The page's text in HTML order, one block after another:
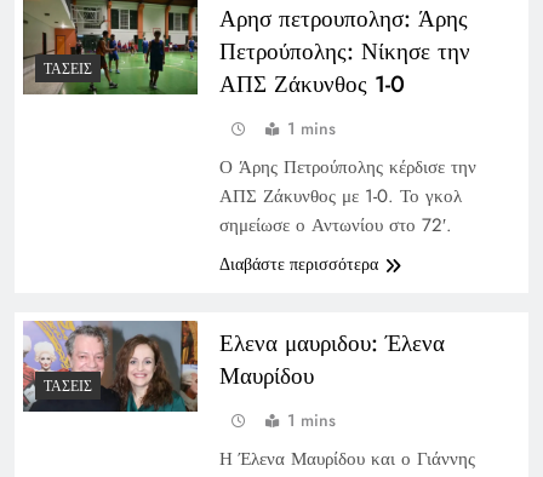
ΤΆΣΕΙΣ
Αρησ πετρουπολησ: Άρης
Πετρούπολης: Νίκησε την
ΑΠΣ Ζάκυνθος 1-0
1 mins
Ο Άρης Πετρούπολης κέρδισε την
ΑΠΣ Ζάκυνθος με 1-0. Το γκολ
σημείωσε ο Αντωνίου στο 72′.
Διαβάστε περισσότερα
ΤΆΣΕΙΣ
Ελενα μαυριδου: Έλενα
Μαυρίδου
1 mins
Η Έλενα Μαυρίδου και ο Γιάννης